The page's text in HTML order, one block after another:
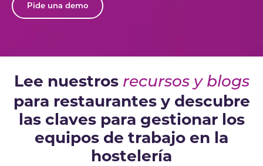
Pide una demo
Lee nuestros recursos y blogs
para restaurantes y descubre
las claves para gestionar los
equipos de trabajo en la
hostelería